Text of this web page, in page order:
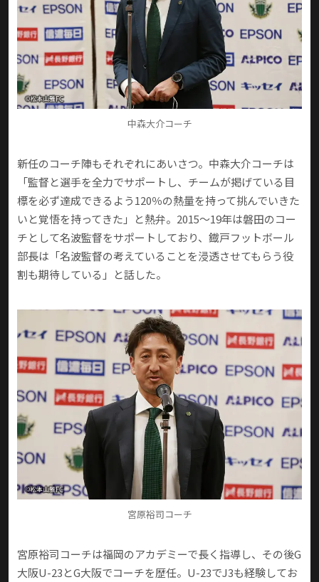
中森大介コーチ
新任のコーチ陣もそれぞれにあいさつ。中森大介コーチは
「監督と選手を全力でサポートし、チームが掲げている目
標を必ず達成できるよう120％の熱量を持って挑んでいきた
いと覚悟を持ってきた」と熱弁。2015〜19年は磐田のコー
チとして名波監督をサポートしており、鐡戸フットボール
部長は「名波監督の考えていることを浸透させてもらう役
割も期待している」と話した。
宮原裕司コーチ
宮原裕司コーチは福岡のアカデミーで長く指導し、その後G
大阪U-23とG大阪でコーチを歴任。U-23でJ3も経験してお